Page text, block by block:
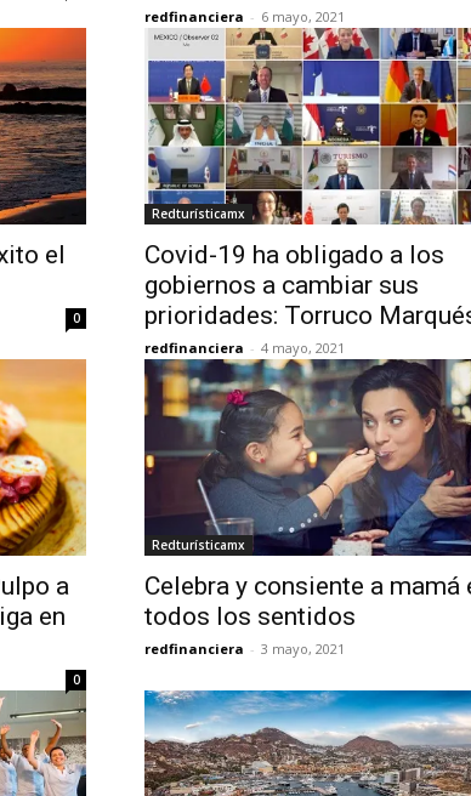
redfinanciera - 6 mayo, 2021
el
0
Redturísticamx
Covid-19 ha obligado a los
gobiernos a cambiar sus
prioridades: Torruco
redfinanciera - 4 mayo, 2021
a
en
0
Redturísticamx
Celebra y consiente a mamá
todos los sentidos
redfinanciera - 3 mayo, 2021